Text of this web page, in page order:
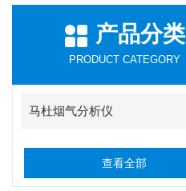
产品分类
PRODUCT CATEGORY
马杜烟气分析仪
查看全部